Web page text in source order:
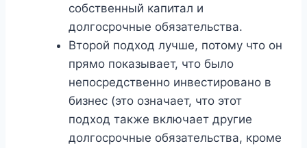
собственный капитал и
долгосрочные обязательства.
Второй подход лучше, потому что он
прямо показывает, что было
непосредственно инвестировано в
бизнес (это означает, что этот
подход также включает другие
долгосрочные обязательства, кроме